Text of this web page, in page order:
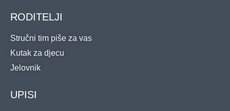
RODITELJI
Stručni tim piše za vas
Kutak za djecu
Jelovnik
UPISI